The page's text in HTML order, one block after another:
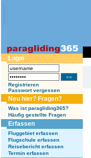
Login
Registrieren
Passwort vergessen
Neu hier? Fragen?
Was ist paragliding365?
Häufig gestellte Fragen
Erfassen
Fluggebiet erfassen
Flugschule erfassen
Reisebericht erfassen
Termin erfassen